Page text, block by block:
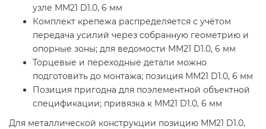
узле ММ21 D1.0, 6 мм
Комплект крепежа распределяется с учётом
передача усилий через собранную геометрию и
опорные зоны; для ведомости ММ21 D1.0, 6 мм
Торцевые и переходные детали можно
подготовить до монтажа; позиция ММ21 D1.0, 6 мм
Позиция пригодна для поэлементной объектной
спецификации; привязка к ММ21 D1.0, 6 мм
Для металлической конструкции позицию ММ21 D1.0,